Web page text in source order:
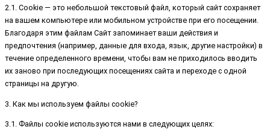
2.1. Cookie — это небольшой текстовый файл, который сайт сохраняет
на вашем компьютере или мобильном устройстве при его посещении.
Благодаря этим файлам Сайт запоминает ваши действия и
предпочтения (например, данные для входа, язык, другие настройки) в
течение определенного времени, чтобы вам не приходилось вводить
их заново при последующих посещениях сайта и переходе с одной
страницы на другую.
3. Как мы используем файлы cookie?
3.1. Файлы cookie используются нами в следующих целях: